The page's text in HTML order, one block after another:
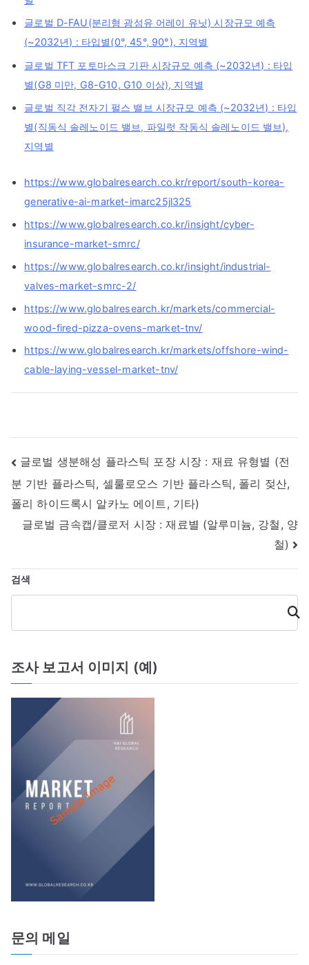
글로벌 D-FAU(분리형 광섬유 어레이 유닛) 시장규모 예측
(~2032년) : 타입별(0°, 45°, 90°), 지역별
글로벌 TFT 포토마스크 기판 시장규모 예측 (~2032년) : 타입
별(G8 미만, G8-G10, G10 이상), 지역별
글로벌 직각 전자기 펄스 밸브 시장규모 예측 (~2032년) : 타입
별(직동식 솔레노이드 밸브, 파일럿 작동식 솔레노이드 밸브),
지역별
https://www.globalresearch.co.kr/report/south-korea-
generative-ai-market-imarc25jl325
https://www.globalresearch.co.kr/insight/cyber-
insurance-market-smrc/
https://www.globalresearch.co.kr/insight/industrial-
valves-market-smrc-2/
https://www.globalresearch.kr/markets/commercial-
wood-fired-pizza-ovens-market-tnv/
https://www.globalresearch.kr/markets/offshore-wind-
cable-laying-vessel-market-tnv/
글
내
비
이
글로벌 생분해성 플라스틱 포장 시장 : 재료 유형별 (전
분 기반 플라스틱, 셀룰로오스 기반 플라스틱, 폴리 젖산,
폴리 하이드록시 알카노 에이트, 기타)
글로벌 금속캡/클로저 시장 : 재료별 (알루미늄, 강철, 양
철)
검색
검
색
조사 보고서 이미지 (예)
문의 메일